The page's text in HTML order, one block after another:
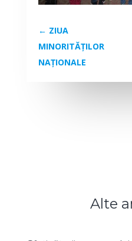
← ZIUA
MINORITĂȚILOR
NAȚIONALE
Alte